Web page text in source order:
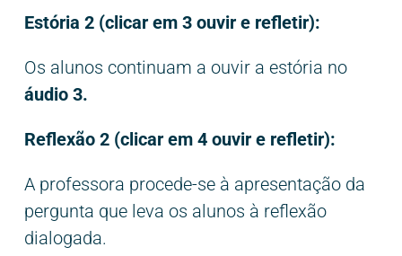
Estória 2 (clicar em 3 ouvir e refletir):
Os alunos continuam a ouvir a estória no
áudio 3.
Reflexão 2 (clicar em 4 ouvir e refletir):
A professora procede-se à apresentação da
pergunta que leva os alunos à reflexão
dialogada.